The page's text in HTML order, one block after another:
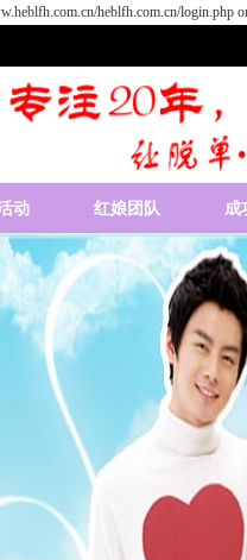
heblfh.com.cn/login.php
动 红娘团队 成